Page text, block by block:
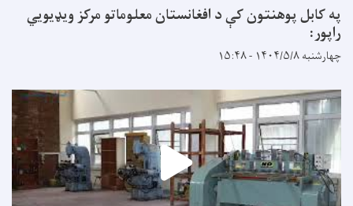
په کابل پوهنتون کې د افغانستان معلوماتو مرکز ویډیويي
راپور:
چهارشنبه ۱۴۰۴/۵/۸ - ۱۵:۴۸